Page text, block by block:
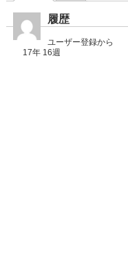
履歴
ユーザー登録から
17年 16週